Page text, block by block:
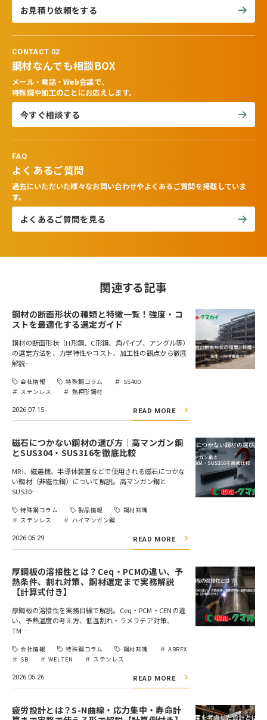
お見積り依頼をする
CONTACT.02
鋼材なんでも相談BOX
メール・電話・Web会議で、
特殊鋼や加工のことにお応えします。
今すぐ相談する
FAQ
よくあるご質問
過去にいただいた様々なお問い合わせやよくあるご質問を掲載していま
す。
よくあるご質問を見る
関連する記事
鋼材の断面形状の種類と特徴一覧！強度・コ
ストを最適化する選定ガイド
鋼材の断面形状（H形鋼、C形鋼、角パイプ、アングル等）
の選定方法を、力学特性やコスト、加工性の観点から徹底
解説…
会社情報 特殊鋼コラム
SS400
ステンレス
熱押形鋼材
2026.07.15 READ MORE
磁石につかない鋼材の選び方｜高マンガン鋼
とSUS304・SUS316を徹底比較
MRI、磁選機、半導体装置などで使用される磁石につかな
い鋼材（非磁性鋼）について解説。高マンガン鋼と
SUS30…
特殊鋼コラム 製品情報
鋼材知識
ステンレス
ハイマンガン鋼
2026.05.29 READ MORE
厚鋼板の溶接性とは？Ceq・PCMの違い、予
熱条件、割れ対策、鋼材選定まで実務解説
【計算式付き】
厚鋼板の溶接性を実務目線で解説。Ceq・PCM・CENの違
い、予熱温度の考え方、低温割れ・ラメラテア対策、
TM…
会社情報 特殊鋼コラム 鋼材知識
ABREX
SB
WEL-TEN ステンレス
2026.05.26 READ MORE
疲労設計とは？S-N曲線・応力集中・寿命計